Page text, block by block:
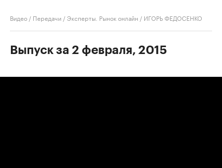
Видео / Передачи /Эксперты. Рынок онлайн / ИГОРЬ ФЕДОСЕНКО
Выпуск за 2 февраля, 2015